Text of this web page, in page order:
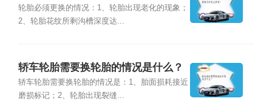
轮胎必须更换的情况：1、轮胎出现老化的现象；
2、轮胎花纹所剩沟槽深度达...
轿车轮胎需要换轮胎的情况是什么？
轿车轮胎需要换轮胎的情况是：1、胎面损耗接近
磨损标记；2、轮胎出现裂缝...